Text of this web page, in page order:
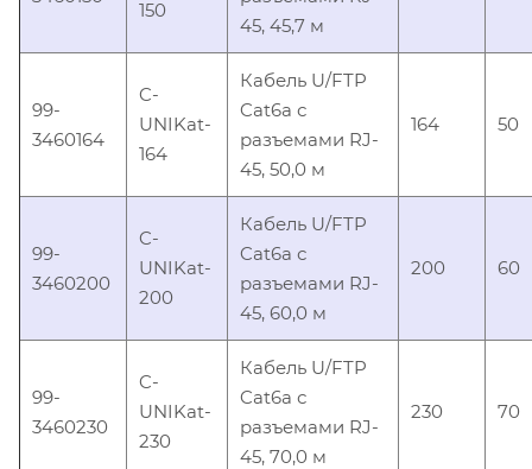
150
45, 45,7 м
99-
3460164
C-
UNIKat-
164
Кабель U/FTP
Cat6a с
разъемами RJ-
45, 50,0 м
164 50
99-
3460200
C-
UNIKat-
200
Кабель U/FTP
Cat6a с
разъемами RJ-
45, 60,0 м
200 60
99-
3460230
C-
UNIKat-
230
Кабель U/FTP
Cat6a с
разъемами RJ-
45, 70,0 м
230 70